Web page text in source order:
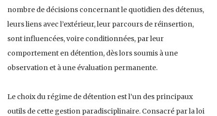
nombre de décisions concernant le quotidien des détenus,
leurs liens avec l’extérieur, leur parcours de réinsertion,
sont influencées, voire conditionnées, par leur
comportement en détention, dès lors soumis à une
observation et à une évaluation permanente.
Le choix du régime de détention est l’un des principaux
outils de cette gestion paradisciplinaire. Consacré par la loi